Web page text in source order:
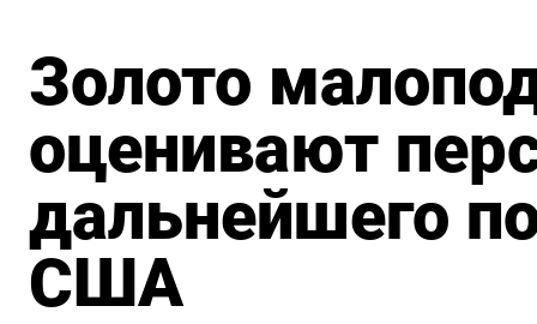
Золото
оценивают
дальнейшего
США